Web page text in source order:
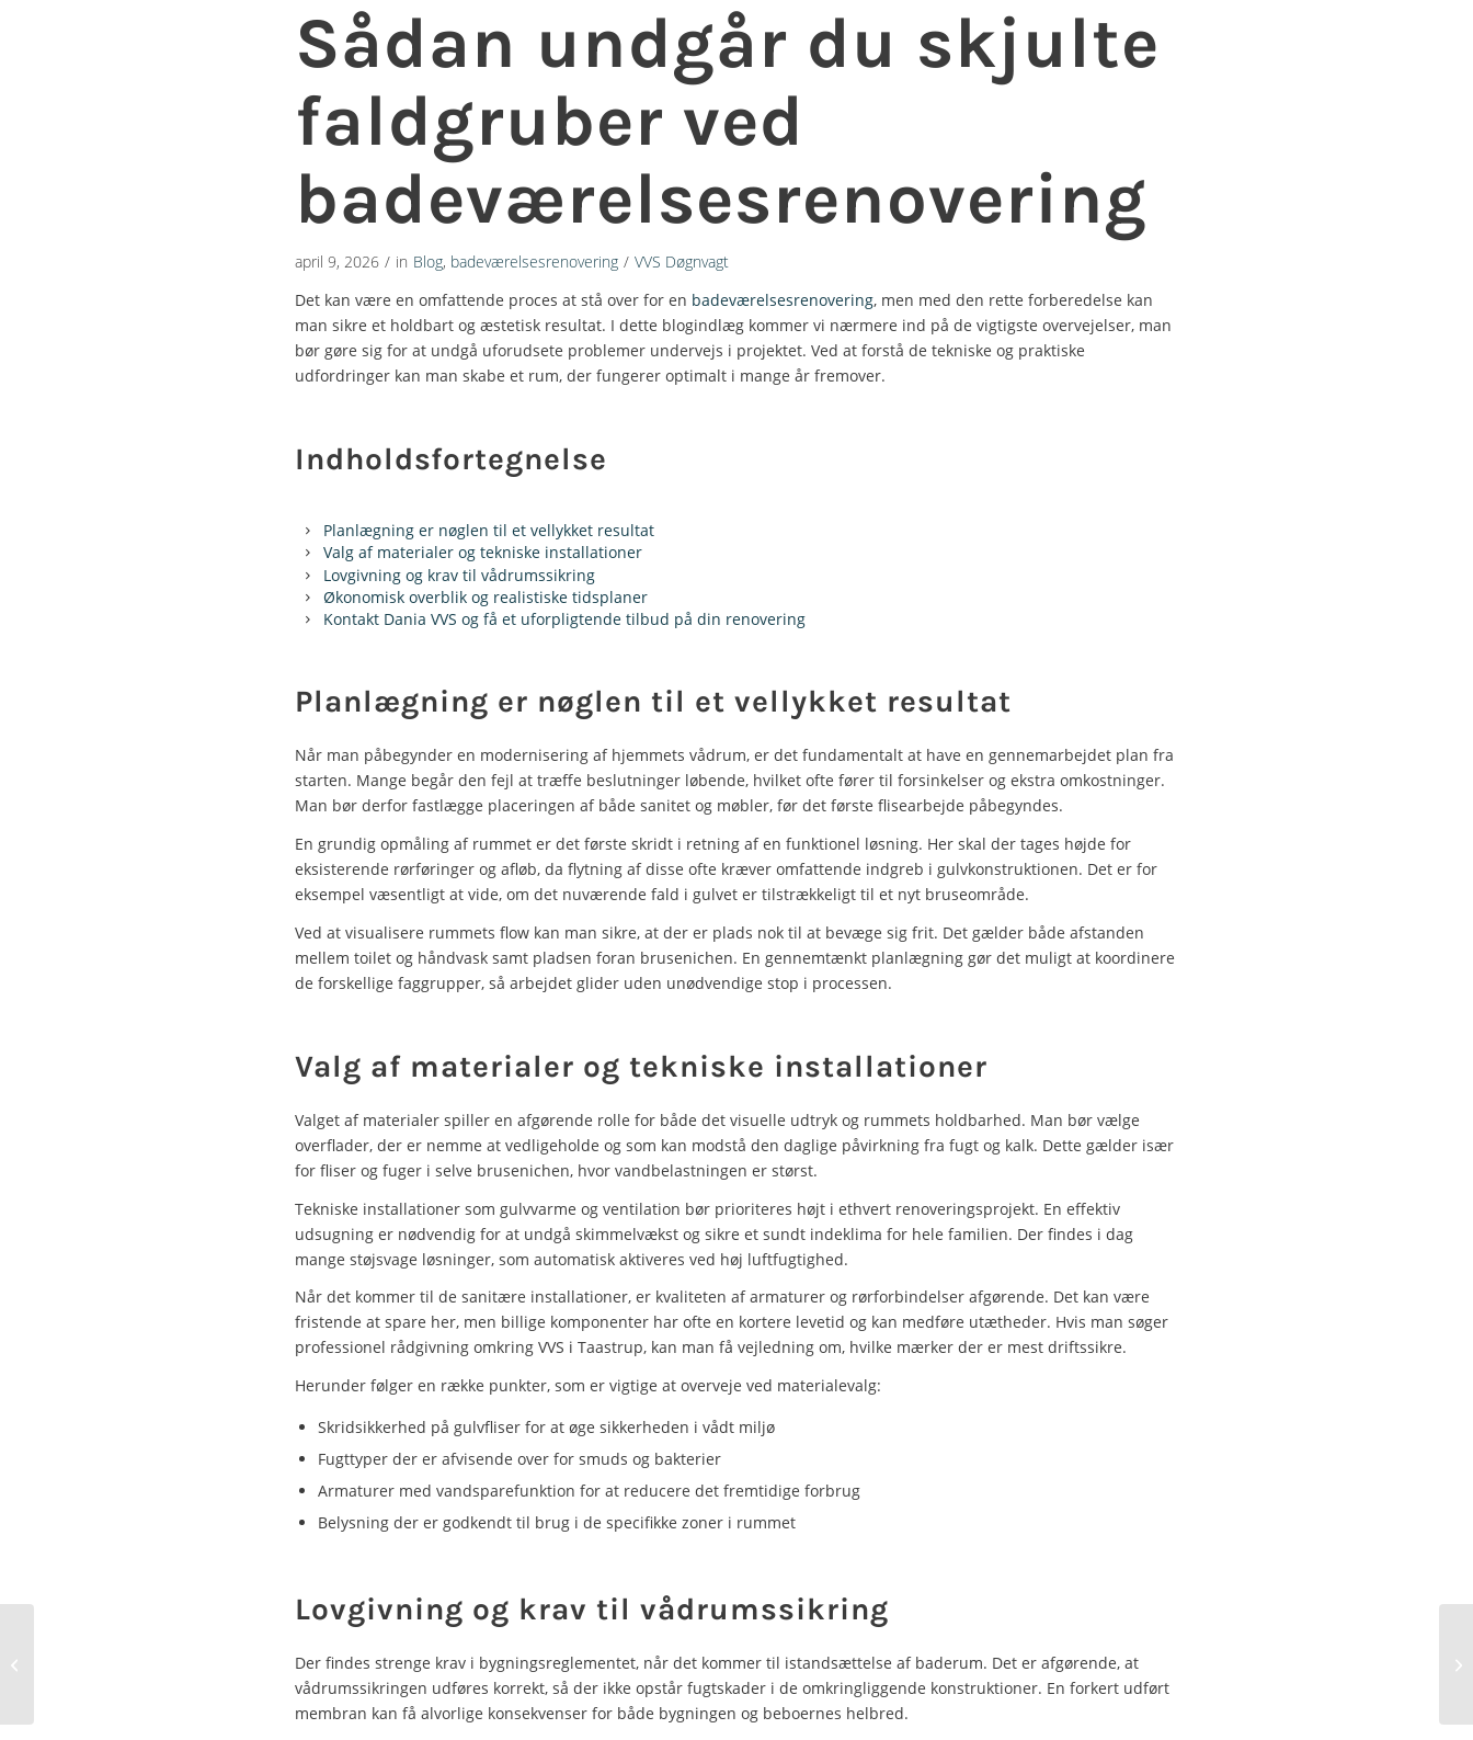
Sådan undgår du skjulte
faldgruber ved
badeværelsesrenovering
april 9, 2026 / in Blog, badeværelsesrenovering / VVS Døgnvagt
Det kan være en omfattende proces at stå over for en badeværelsesrenovering, men med den rette forberedelse kan
man sikre et holdbart og æstetisk resultat. I dette blogindlæg kommer vi nærmere ind på de vigtigste overvejelser, man
bør gøre sig for at undgå uforudsete problemer undervejs i projektet. Ved at forstå de tekniske og praktiske
udfordringer kan man skabe et rum, der fungerer optimalt i mange år fremover.
Indholdsfortegnelse
Planlægning er nøglen til et vellykket resultat
Valg af materialer og tekniske installationer
Lovgivning og krav til vådrumssikring
Økonomisk overblik og realistiske tidsplaner
Kontakt Dania VVS og få et uforpligtende tilbud på din renovering
Planlægning er nøglen til et vellykket resultat
Når man påbegynder en modernisering af hjemmets vådrum, er det fundamentalt at have en gennemarbejdet plan fra
starten. Mange begår den fejl at træffe beslutninger løbende, hvilket ofte fører til forsinkelser og ekstra omkostninger.
Man bør derfor fastlægge placeringen af både sanitet og møbler, før det første flisearbejde påbegyndes.
En grundig opmåling af rummet er det første skridt i retning af en funktionel løsning. Her skal der tages højde for
eksisterende rørføringer og afløb, da flytning af disse ofte kræver omfattende indgreb i gulvkonstruktionen. Det er for
eksempel væsentligt at vide, om det nuværende fald i gulvet er tilstrækkeligt til et nyt bruseområde.
Ved at visualisere rummets flow kan man sikre, at der er plads nok til at bevæge sig frit. Det gælder både afstanden
mellem toilet og håndvask samt pladsen foran brusenichen. En gennemtænkt planlægning gør det muligt at koordinere
de forskellige faggrupper, så arbejdet glider uden unødvendige stop i processen.
Valg af materialer og tekniske installationer
Valget af materialer spiller en afgørende rolle for både det visuelle udtryk og rummets holdbarhed. Man bør vælge
overflader, der er nemme at vedligeholde og som kan modstå den daglige påvirkning fra fugt og kalk. Dette gælder især
for fliser og fuger i selve brusenichen, hvor vandbelastningen er størst.
Tekniske installationer som gulvvarme og ventilation bør prioriteres højt i ethvert renoveringsprojekt. En effektiv
udsugning er nødvendig for at undgå skimmelvækst og sikre et sundt indeklima for hele familien. Der findes i dag
mange støjsvage løsninger, som automatisk aktiveres ved høj luftfugtighed.
Når det kommer til de sanitære installationer, er kvaliteten af armaturer og rørforbindelser afgørende. Det kan være
fristende at spare her, men billige komponenter har ofte en kortere levetid og kan medføre utætheder. Hvis man søger
professionel rådgivning omkring VVS i Taastrup, kan man få vejledning om, hvilke mærker der er mest driftssikre.
Herunder følger en række punkter, som er vigtige at overveje ved materialevalg:
Skridsikkerhed på gulvfliser for at øge sikkerheden i vådt miljø
Fugttyper der er afvisende over for smuds og bakterier
Armaturer med vandsparefunktion for at reducere det fremtidige forbrug
Belysning der er godkendt til brug i de specifikke zoner i rummet
Lovgivning og krav til vådrumssikring
Der findes strenge krav i bygningsreglementet, når det kommer til istandsættelse af baderum. Det er afgørende, at
vådrumssikringen udføres korrekt, så der ikke opstår fugtskader i de omkringliggende konstruktioner. En forkert udført
membran kan få alvorlige konsekvenser for både bygningen og beboernes helbred.